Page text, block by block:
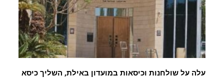
עלה על שולחנות וכיסאות במועדון באילת, השליך כיסא